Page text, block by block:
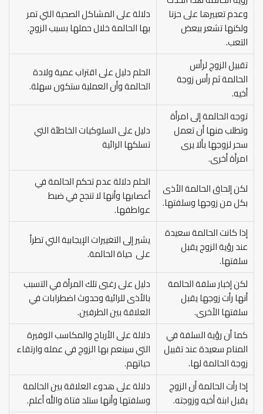
وعدم تعبيرها على حزنا
ولكنها تشعر ببعض
التعب.
دلالة على المشاكل الصحية التي تمر
بها الحالمة خلال حملها بسبب الزوج.
تقبيل الزوج لرأس
الحالمة ثم رأس زوجة
أخيه.
الحلم دليل على اقتراب عمية ولادة
الحالمة وأن العملية ستكون سهلة.
توجه الحالمة إلى امرأة
وتطلب منها أن تعمل
سحر لزوجها بألا يرى
امرأة أخرى.
دليل على السلوكيات الخاطئة التي
تسلكها الرائية
لكن إلحاق الحالمة الأذى
بكل من زوجها وسلفتها.
الحلم دلالة عدم تحكم الحالمة في
أعصابها وأنها لا تنجح في ضبط
عواطفها.
إذا كانت الحالمة سعيدة
عند رؤية الزوج يقبل
سلفتها.
يشير إلى التغييرات الإيجابية التي تطرأ
على حياة الحالمة.
لكن إخبار سلفة الحالمة
أنها رأت زوجها يقبل
سلفتها الأخرى.
دليل على رغبى تلك المرأة في التسبب
بالأذى للرائية وحدوث اضطرابات في
العلاقة بين الطرفين.
كما أن رؤية السلفة في
المنام سعيدة عند تقبيل
زوجة الحالمة لها.
دلالة على الأرباح والمكاسب الوفيرة
التي سينعم بها الزوج في عمله وارتقاء
حياتهم.
إذا رأت الحالمة أن الزوج
يقبل ابنة أخيه وزوجته.
دلالة على هدوء العلاقة بين الحالمة
وسلفتها وأنها ستلد فتاة والله أعلم.